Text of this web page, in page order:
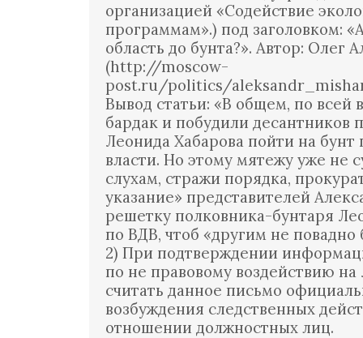
организацией «Содействие
программам».) под заголовком:
область до бунта?». Автор: Олег
(http://moscow-
post.ru/politics/
Вывод статьи: «В общем, по всей
бардак и побудили десантников
Леонида Хабарова пойти на
власти. Но этому мятежу уже не
слухам, стражи порядка,
указание» представителей
решетку полковника-бунтаря
по ВДВ, чтоб «другим не
2) При подтверждении
по не правовому воздействию
считать данное письмо
возбуждения следственных
отношении должностных лиц.